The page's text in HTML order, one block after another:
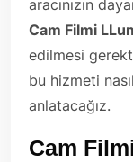
aracınızın
Cam Filmi
edilmesi
bu hizmeti
anlatacağız.
Cam